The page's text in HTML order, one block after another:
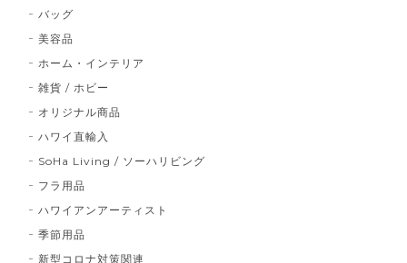
バッグ
美容品
ホーム・インテリア
雑貨 / ホビー
オリジナル商品
ハワイ直輸入
SoHa Living / ソーハリビング
フラ用品
ハワイアンアーティスト
季節用品
新型コロナ対策関連